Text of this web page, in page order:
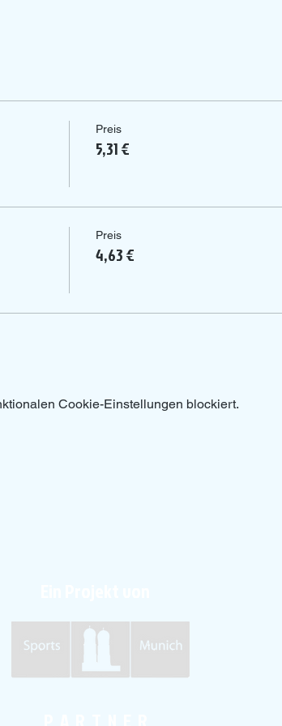
Preis
5,31 €
Preis
4,63 €
Cookie-Einstellungen blockiert.